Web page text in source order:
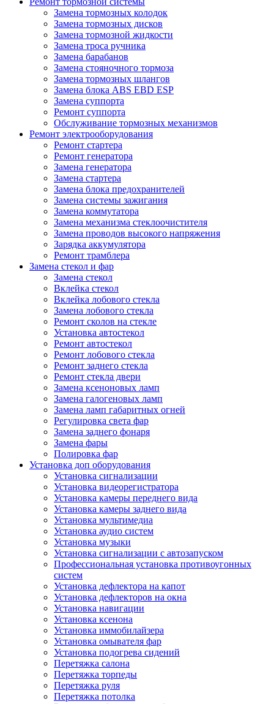
Замена тормозных колодок
Замена тормозных дисков
Замена тормозной жидкости
Замена троса ручника
Замена барабанов
Замена стояночного тормоза
Замена тормозных шлангов
Замена блока ABS EBD ESP
Замена суппорта
Ремонт суппорта
Обслуживание тормозных механизмов
Ремонт электрооборудования
Ремонт стартера
Ремонт генератора
Замена генератора
Замена стартера
Замена блока предохранителей
Замена системы зажигания
Замена коммутатора
Замена механизма стеклоочистителя
Замена проводов высокого напряжения
Зарядка аккумулятора
Ремонт трамблера
Замена стекол и фар
Замена стекол
Вклейка стекол
Вклейка лобового стекла
Замена лобового стекла
Ремонт сколов на стекле
Установка автостекол
Ремонт автостекол
Ремонт лобового стекла
Ремонт заднего стекла
Ремонт стекла двери
Замена ксеноновых ламп
Замена галогеновых ламп
Замена ламп габаритных огней
Регулировка света фар
Замена заднего фонаря
Замена фары
Полировка фар
Установка доп оборудования
Установка сигнализации
Установка видеорегистратора
Установка камеры переднего вида
Установка камеры заднего вида
Установка мультимедиа
Установка аудио систем
Установка музыки
Установка сигнализации с автозапуском
Профессиональная установка противоугонных
систем
Установка дефлектора на капот
Установка дефлекторов на окна
Установка навигации
Установка ксенона
Установка иммобилайзера
Установка омывателя фар
Установка подогрева сидений
Перетяжка салона
Перетяжка торпеды
Перетяжка руля
Перетяжка потолка